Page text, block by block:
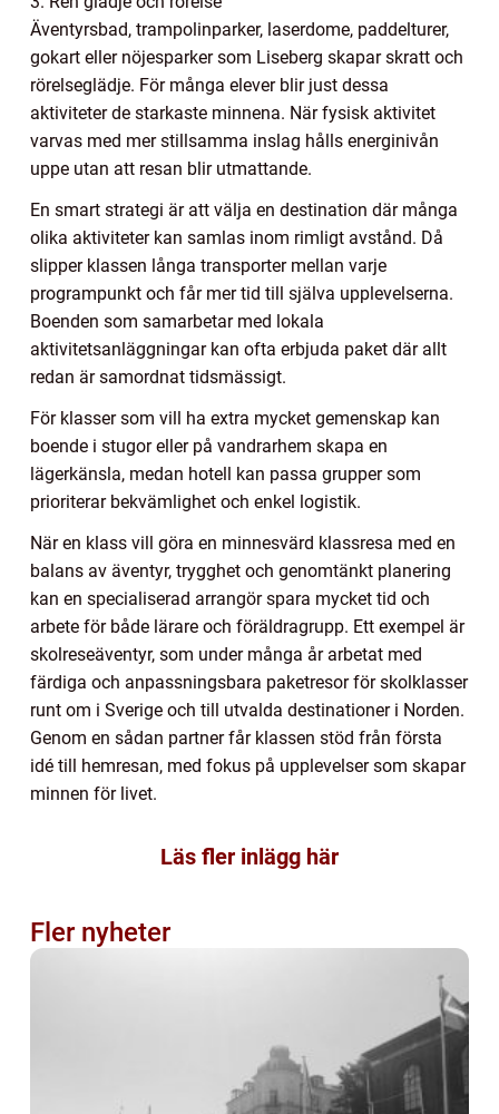
Äventyrsbad, trampolinparker, laserdome, paddelturer,
gokart eller nöjesparker som Liseberg skapar skratt och
rörelseglädje. För många elever blir just dessa
aktiviteter de starkaste minnena. När fysisk aktivitet
varvas med mer stillsamma inslag hålls energinivån
uppe utan att resan blir utmattande.
En smart strategi är att välja en destination där många
olika aktiviteter kan samlas inom rimligt avstånd. Då
slipper klassen långa transporter mellan varje
programpunkt och får mer tid till själva upplevelserna.
Boenden som samarbetar med lokala
aktivitetsanläggningar kan ofta erbjuda paket där allt
redan är samordnat tidsmässigt.
För klasser som vill ha extra mycket gemenskap kan
boende i stugor eller på vandrarhem skapa en
lägerkänsla, medan hotell kan passa grupper som
prioriterar bekvämlighet och enkel logistik.
När en klass vill göra en minnesvärd klassresa med en
balans av äventyr, trygghet och genomtänkt planering
kan en specialiserad arrangör spara mycket tid och
arbete för både lärare och föräldragrupp. Ett exempel är
skolreseäventyr, som under många år arbetat med
färdiga och anpassningsbara paketresor för skolklasser
runt om i Sverige och till utvalda destinationer i Norden.
Genom en sådan partner får klassen stöd från första
idé till hemresan, med fokus på upplevelser som skapar
minnen för livet.
Läs fler inlägg här
Fler nyheter